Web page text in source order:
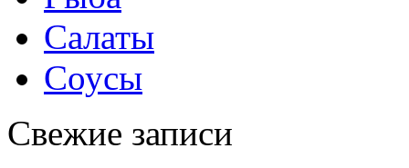
Салаты
Соусы
Свежие записи